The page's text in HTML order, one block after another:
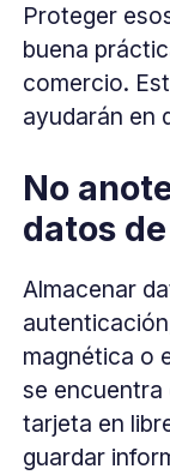
Proteger
buena
comercio.
ayudarán en
No
datos
Almacenar
magnética o
se
tarjeta en
guardar